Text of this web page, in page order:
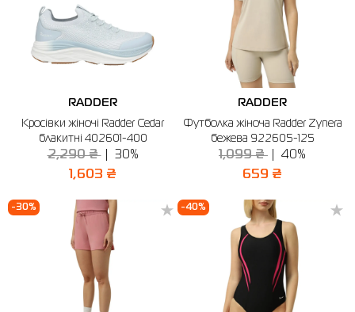
RADDER
Кросівки жіночі Radder Cedar
блакитні 402601-400
2,290 ₴ 30%
1,603 ₴
RADDER
Футболка жіноча Radder Zynera
бежева 922605-125
1,099 ₴ 40%
659 ₴
-30% -40%